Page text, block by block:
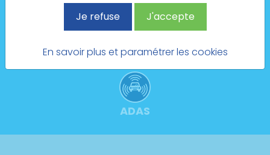
ADAS
Je refuse J'accepte
En savoir plus et paramétrer les cookies